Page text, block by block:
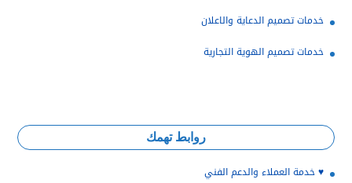
خدمات تصميم الدعاية والاعلان
خدمات تصميم الهوية التجارية
روابط تهمك
♥️ خدمة العملاء والدعم الفني